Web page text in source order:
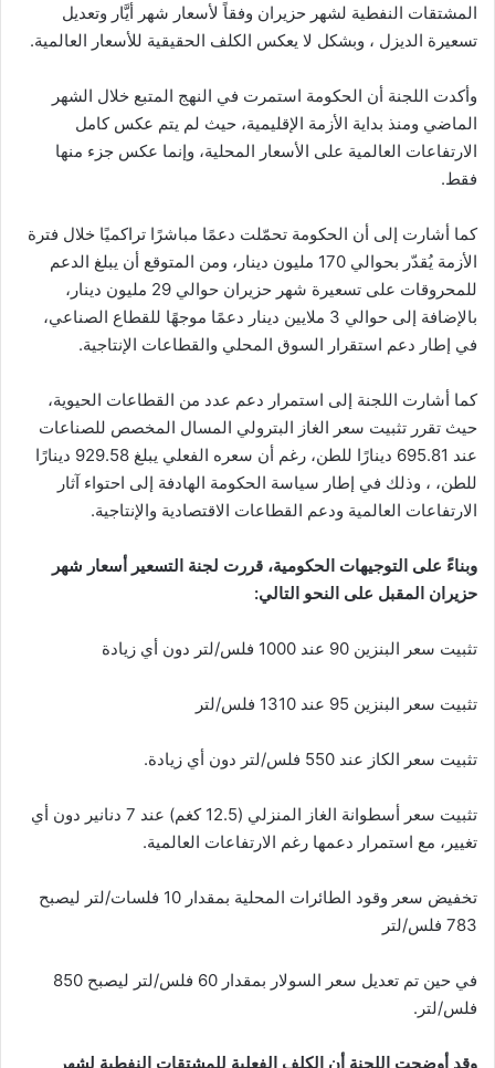
المشتقات النفطية لشهر حزيران وفقاً لأسعار شهر أيَّار وتعديل
تسعيرة الديزل ، وبشكل لا يعكس الكلف الحقيقية للأسعار العالمية.
وأكدت اللجنة أن الحكومة استمرت في النهج المتبع خلال الشهر
الماضي ومنذ بداية الأزمة الإقليمية، حيث لم يتم عكس كامل
الارتفاعات العالمية على الأسعار المحلية، وإنما عكس جزء منها
فقط.
كما أشارت إلى أن الحكومة تحمّلت دعمًا مباشرًا تراكميًا خلال فترة
الأزمة يُقدّر بحوالي 170 مليون دينار، ومن المتوقع أن يبلغ الدعم
للمحروقات على تسعيرة شهر حزيران حوالي 29 مليون دينار،
بالإضافة إلى حوالي 3 ملايين دينار دعمًا موجهًا للقطاع الصناعي،
في إطار دعم استقرار السوق المحلي والقطاعات الإنتاجية.
كما أشارت اللجنة إلى استمرار دعم عدد من القطاعات الحيوية،
حيث تقرر تثبيت سعر الغاز البترولي المسال المخصص للصناعات
عند 695.81 دينارًا للطن، رغم أن سعره الفعلي يبلغ 929.58 دينارًا
للطن، ، وذلك في إطار سياسة الحكومة الهادفة إلى احتواء آثار
الارتفاعات العالمية ودعم القطاعات الاقتصادية والإنتاجية.
وبناءً على التوجيهات الحكومية، قررت لجنة التسعير أسعار شهر
حزيران المقبل على النحو التالي:
تثبيت سعر البنزين 90 عند 1000 فلس/لتر دون أي زيادة
تثبيت سعر البنزين 95 عند 1310 فلس/لتر
تثبيت سعر الكاز عند 550 فلس/لتر دون أي زيادة.
تثبيت سعر أسطوانة الغاز المنزلي (12.5 كغم) عند 7 دنانير دون أي
تغيير، مع استمرار دعمها رغم الارتفاعات العالمية.
تخفيض سعر وقود الطائرات المحلية بمقدار 10 فلسات/لتر ليصبح
783 فلس/لتر
في حين تم تعديل سعر السولار بمقدار 60 فلس/لتر ليصبح 850
فلس/لتر.
وقد أوضحت اللجنة أن الكلف الفعلية للمشتقات النفطية لشهر